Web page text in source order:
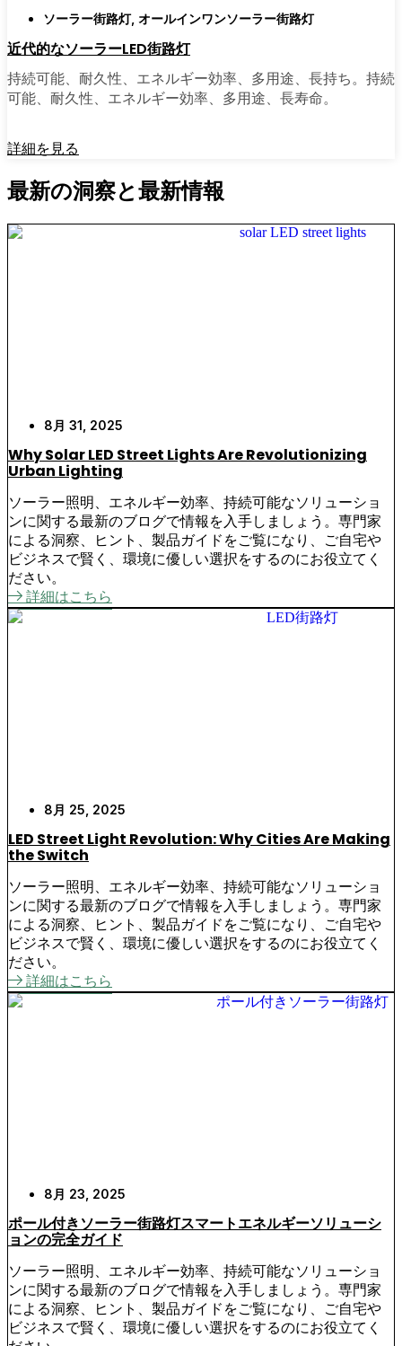
ソーラー街路灯, オールインワンソーラー街路灯
近代的なソーラーLED街路灯
持続可能、耐久性、エネルギー効率、多用途、長持ち。持続
可能、耐久性、エネルギー効率、多用途、長寿命。
詳細を見る
最新の洞察と最新情報
8月 31, 2025
Why Solar LED Street Lights Are Revolutionizing
Urban Lighting
ソーラー照明、エネルギー効率、持続可能なソリューショ
ンに関する最新のブログで情報を入手しましょう。専門家
による洞察、ヒント、製品ガイドをご覧になり、ご自宅や
ビジネスで賢く、環境に優しい選択をするのにお役立てく
ださい。
詳細はこちら
8月 25, 2025
LED Street Light Revolution: Why Cities Are Making
the Switch
ソーラー照明、エネルギー効率、持続可能なソリューショ
ンに関する最新のブログで情報を入手しましょう。専門家
による洞察、ヒント、製品ガイドをご覧になり、ご自宅や
ビジネスで賢く、環境に優しい選択をするのにお役立てく
ださい。
詳細はこちら
8月 23, 2025
ポール付きソーラー街路灯スマートエネルギーソリューシ
ョンの完全ガイド
ソーラー照明、エネルギー効率、持続可能なソリューショ
ンに関する最新のブログで情報を入手しましょう。専門家
による洞察、ヒント、製品ガイドをご覧になり、ご自宅や
ビジネスで賢く、環境に優しい選択をするのにお役立てく